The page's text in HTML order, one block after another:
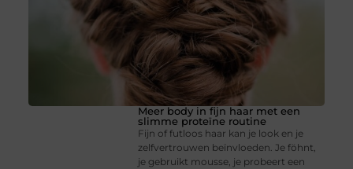
Meer body in fijn haar met een
slimme proteïne routine
Fijn of futloos haar kan je look en je
zelfvertrouwen beïnvloeden. Je föhnt,
je gebruikt mousse, je probeert een